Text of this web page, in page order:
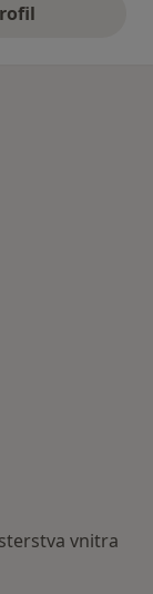
vnitra